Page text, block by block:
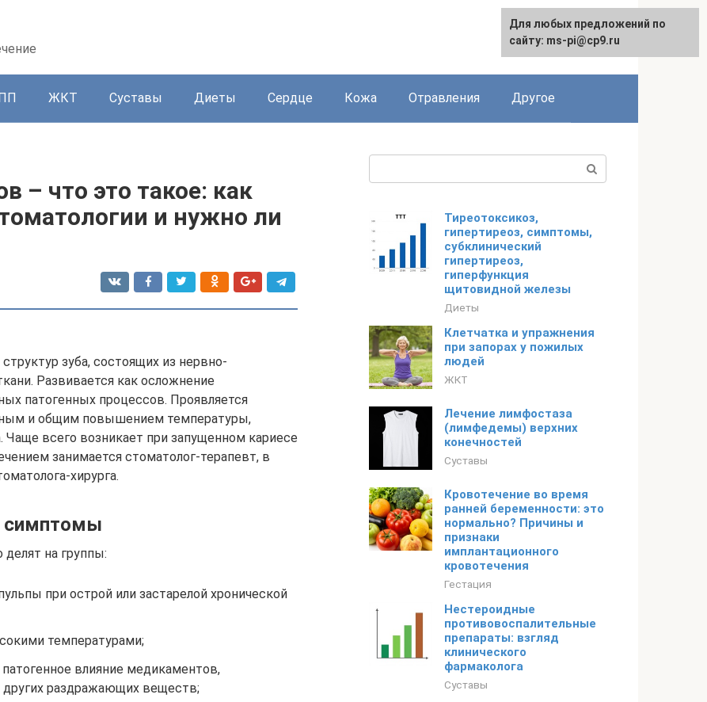
ЖКТ Суставы Диеты Сердце Кожа Отравления Другое
– что это такое: как
и нужно ли
зуба, состоящих из нервно-
Развивается как осложнение
патогенных процессов. Проявляется
и общим повышением температуры,
всего возникает при запущенном кариесе
занимается стоматолог-терапевт, в
хирурга.
симптомы
на группы:
при острой или застарелой хронической
температурами;
влияние медикаментов,
раздражающих веществ;
Тиреотоксикоз,
гипертиреоз, симптомы,
субклинический
гипертиреоз,
гиперфункция
щитовидной железы
Диеты
Клетчатка и упражнения
при запорах у пожилых
людей
ЖКТ
Лечение лимфостаза
(лимфедемы) верхних
конечностей
Суставы
Кровотечение во время
ранней беременности: это
нормально? Причины и
признаки
имплантационного
кровотечения
Гестация
Нестероидные
противовоспалительные
препараты: взгляд
клинического
фармаколога
Суставы
Для любых предложений по
сайту: ms-pi@cp9.ru